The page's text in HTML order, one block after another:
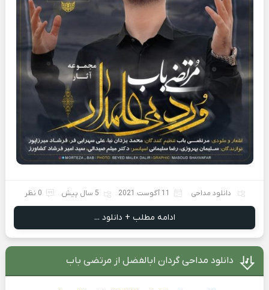
دانلود مداحی 11 آگوست 2021 5 سال پیش 0 نظر
ادامه مطلب + دانلود ...
دانلود مداحی گردان ابالفضل از مرتضی باب